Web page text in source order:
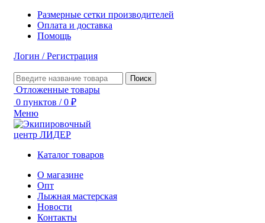
Размерные сетки производителей
Оплата и доставка
Помощь
Логин / Регистрация
Поиск
Отложенные товары
0 пунктов / 0 ₽
Меню
Каталог товаров
О магазине
Опт
Лыжная мастерская
Новости
Контакты